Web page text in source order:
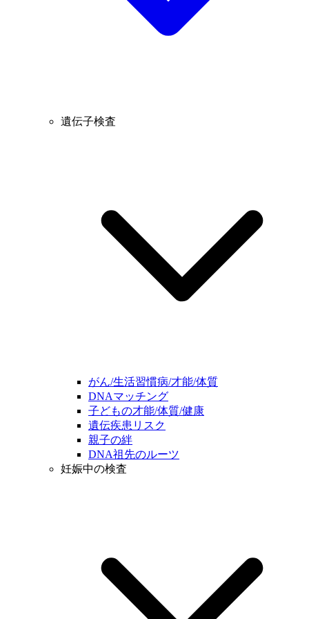
遺伝子検査
がん/生活習慣病/才能/体質
DNAマッチング
子どもの才能/体質/健康
遺伝疾患リスク
親子の絆
DNA祖先のルーツ
妊娠中の検査